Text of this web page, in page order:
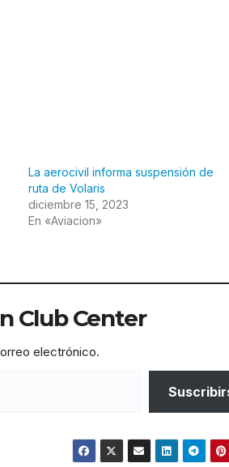
La aerocivil informa suspensión de
ruta de Volaris
diciembre 15, 2023
En «Aviacion»
Club Center
electrónico.